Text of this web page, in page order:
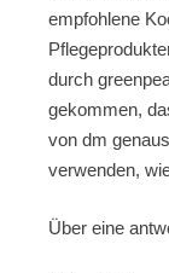
empfohlene
durch
gekommen,
von dm
verwenden,
Über eine